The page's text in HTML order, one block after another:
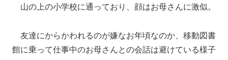
山の上の小学校に通っており、顔はお母さんに激似。
友達にからかわれるのが嫌なお年頃なのか、移動図書
館に乗って仕事中のお母さんとの会話は避けている様子